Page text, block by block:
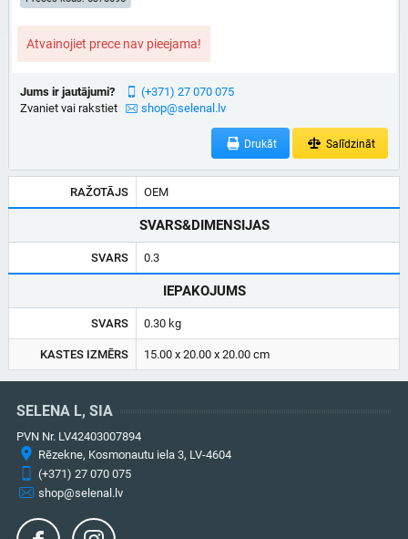
Atvainojiet prece nav pieejama!
Jums ir jautājumi?
Zvaniet vai rakstiet
(+371) 27 070 075
shop@selenal.lv
Drukāt Salīdzināt
RAŽOTĀJS OEM
SVARS&DIMENSIJAS
SVARS 0.3
IEPAKOJUMS
SVARS 0.30 kg
KASTES IZMĒRS 15.00 x 20.00 x 20.00 cm
SELENA L, SIA
PVN Nr. LV42403007894
Rēzekne, Kosmonautu iela 3, LV-4604
(+371) 27 070 075
shop@selenal.lv